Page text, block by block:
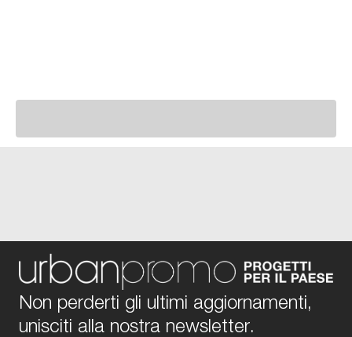
Non perderti gli ultimi aggiornamenti,
unisciti alla nostra newsletter.